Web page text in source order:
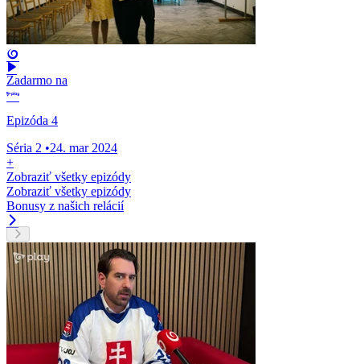
Zadarmo na
Epizóda 4
Séria 2 •24. mar 2024
+
Zobraziť všetky epizódy
Zobraziť všetky epizódy
Bonusy z našich relácií